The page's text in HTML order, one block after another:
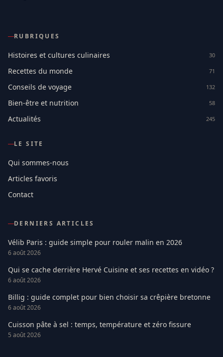
RUBRIQUES
Histoires et cultures culinaires 30
Recettes du monde 71
Conseils de voyage 132
Bien-être et nutrition 58
Actualités 245
LE SITE
Qui sommes-nous
Articles favoris
Contact
DERNIERS ARTICLES
Vélib Paris : guide simple pour rouler malin en 2026
6 août 2026
Qui se cache derrière Hervé Cuisine et ses recettes en vidéo ?
6 août 2026
Billig : guide complet pour bien choisir sa crêpière bretonne
6 août 2026
Cuisson pâte à sel : temps, température et zéro fissure
5 août 2026